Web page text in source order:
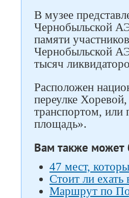
В музее
Чернобыльской
памяти
Чернобыльской
тысяч
Расположен
переулке
транспортом, или
площадь».
Вам также может
47 мест,
Стоит ли
Маршрут по